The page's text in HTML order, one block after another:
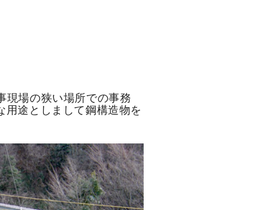
現場の狭い場所での事務
途としまして鋼構造物を